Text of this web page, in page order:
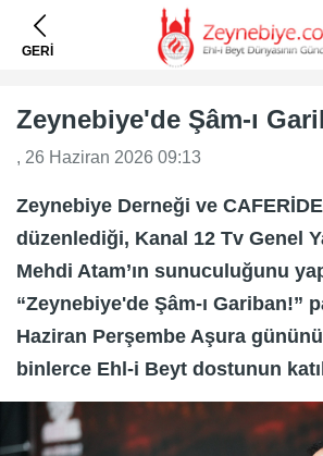
GERİ
Zeynebiye'de Şâm-ı
, 26 Haziran 2026 09:13
Zeynebiye Derneği ve
düzenlediği, Kanal 12 Tv Genel
Mehdi Atam’ın sunuculuğunu
“Zeynebiye'de Şâm-ı Gariban!”
Haziran Perşembe Aşura
binlerce Ehl-i Beyt dostunun